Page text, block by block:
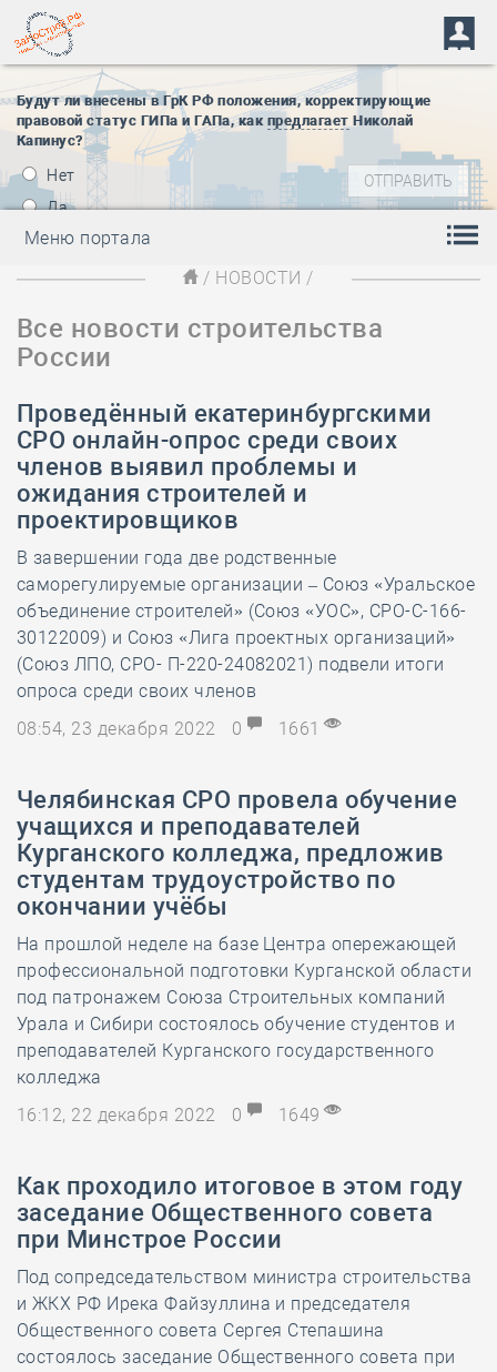
Будут ли внесены в ГрК РФ положения, корректирующие
правовой статус ГИПа и ГАПа, как предлагает Николай
Капинус?
Нет
Да
Меню портала
/ НОВОСТИ /
Все новости строительства
России
Проведённый екатеринбургскими
СРО онлайн-опрос среди своих
членов выявил проблемы и
ожидания строителей и
проектировщиков
В завершении года две родственные
саморегулируемые организации – Союз «Уральское
объединение строителей» (Союз «УОС», СРО-С-166-
30122009) и Союз «Лига проектных организаций»
(Союз ЛПО, СРО- П-220-24082021) подвели итоги
опроса среди своих членов
08:54, 23 декабря 2022
0 1661
Челябинская СРО провела обучение
учащихся и преподавателей
Курганского колледжа, предложив
студентам трудоустройство по
окончании учёбы
На прошлой неделе на базе Центра опережающей
профессиональной подготовки Курганской области
под патронажем Союза Строительных компаний
Урала и Сибири состоялось обучение студентов и
преподавателей Курганского государственного
колледжа
16:12, 22 декабря 2022
0 1649
Как проходило итоговое в этом году
заседание Общественного совета
при Минстрое России
Под сопредседательством министра строительства
и ЖКХ РФ Ирека Файзуллина и председателя
Общественного совета Сергея Степашина
состоялось заседание Общественного совета при